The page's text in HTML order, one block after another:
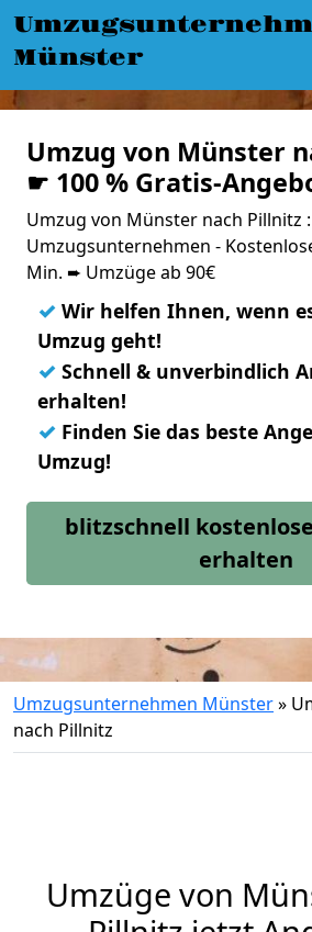
Münster
Umzug von Münster
☛ 100 % Gratis-
Umzug von Münster nach Pillnitz
Umzugsunternehmen -
Min. ➨ Umzüge ab 90€
✓ Wir helfen Ihnen, wenn
Umzug geht!
✓ Schnell & unverbindlich
erhalten!
✓ Finden Sie das beste
Umzug!
blitzschnell
erhalten
Umzugsunternehmen Münster»
nach Pillnitz
Umzüge von